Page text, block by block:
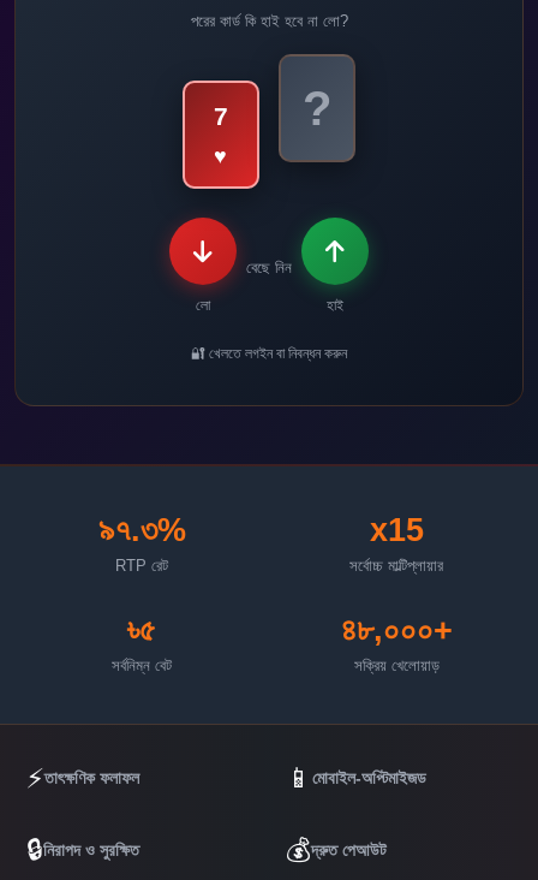
পরের কার্ড কি হাই হবে না লো?
7
♥
?
লো
বেছে নিন
হাই
🔐 খেলতে লগইন বা নিবন্ধন করুন
৯৭.৩%
RTP রেট
x15
সর্বোচ্চ মাল্টিপ্লায়ার
৳৫
সর্বনিম্ন বেট
৪৮,০০০+
সক্রিয় খেলোয়াড়
⚡তাৎক্ষণিক ফলাফল 📱 মোবাইল-অপ্টিমাইজড
🔒নিরাপদ ও সুরক্ষিত 💰দ্রুত পেআউট